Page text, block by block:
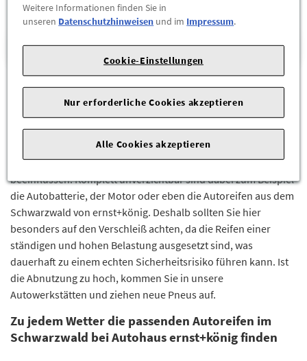
ZUBEHÖR
Neue Autoreifen im Schwarzwald bei ernst+könig
kaufen und aufziehen lassen
Damit ein Fahrzeug reibungslos läuft, müssen alle
Bestandteile ineinandergreifen und sich gegenseitig positiv
beeinflussen. Komplett unverzichtbar sind dabei zum Beispiel
die Autobatterie, der Motor oder eben die Autoreifen aus dem
Schwarzwald von ernst+könig. Deshalb sollten Sie hier
besonders auf den Verschleiß achten, da die Reifen einer
ständigen und hohen Belastung ausgesetzt sind, was
dauerhaft zu einem echten Sicherheitsrisiko führen kann. Ist
die Abnutzung zu hoch, kommen Sie in unsere
Autowerkstätten und ziehen neue Pneus auf.
Zu jedem Wetter die passenden Autoreifen im
Schwarzwald bei Autohaus ernst+könig finden
Weitere Informationen finden Sie in
unseren Datenschutzhinweisen und im Impressum.
Cookie-Einstellungen
Nur erforderliche Cookies akzeptieren
Alle Cookies akzeptieren